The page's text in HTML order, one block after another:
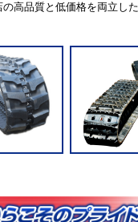
高品質と低価格を両立し